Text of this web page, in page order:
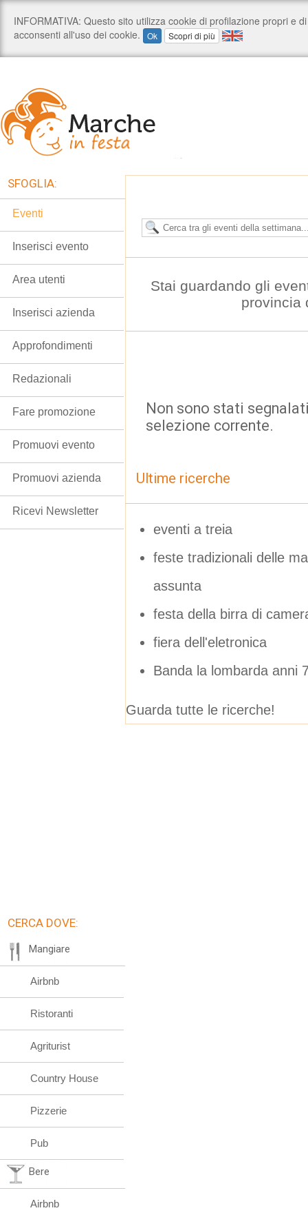
Stai guardando gli
provincia
Non sono stati
selezione corrente.
Ultime ricerche
eventi a treia
feste tradizionali delle
assunta
festa della birra di
fiera dell'eletronica
Banda la lombarda anni
Guarda tutte le ricerche!
SFOGLIA:
Eventi
Inserisci evento
Area utenti
Inserisci azienda
Approfondimenti
Redazionali
Fare promozione
Promuovi evento
Promuovi azienda
Ricevi Newsletter
CERCA DOVE:
Mangiare
Airbnb
Ristoranti
Agriturist
Country House
Pizzerie
Pub
Bere
Airbnb